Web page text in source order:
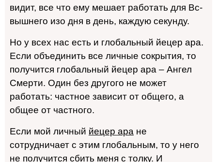
видит, все что ему мешает работать для Вс-
вышнего изо дня в день, каждую секунду.
Но у всех нас есть и глобальный йецер ара.
Если объединить все личные сокрытия, то
получится глобальный йецер ара – Ангел
Смерти. Один без другого не может
работать: частное зависит от общего, а
общее от частного.
Если мой личный йецер ара не
сотрудничает с этим глобальным, то у него
не получится сбить меня с толку. И